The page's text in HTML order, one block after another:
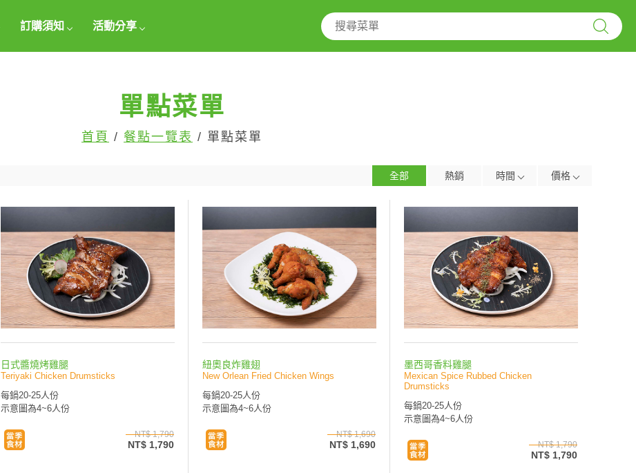
訂購須知 活動分享
單點菜單
首頁 / 餐點一覽表 / 單點菜單
全部 熱銷 時間 價格
日式醬燒烤雞腿
Teriyaki Chicken Drumsticks
每鍋20-25人份
示意圖為4~6人份
NT$ 1,790
NT$ 1,790
紐奧良炸雞翅
New Orlean Fried Chicken Wings
每鍋20-25人份
示意圖為4~6人份
NT$ 1,690
NT$ 1,690
墨西哥香料雞腿
Mexican Spice Rubbed Chicken
Drumsticks
每鍋20-25人份
示意圖為4~6人份
NT$ 1,790
NT$ 1,790